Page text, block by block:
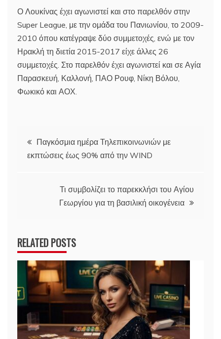
Ο Λουκίνας έχει αγωνιστεί και στο παρελθόν στην
Super League, με την ομάδα του Πανιωνίου, το 2009-
2010 όπου κατέγραψε δύο συμμετοχές, ενώ με τον
Ηρακλή τη διετία 2015-2017 είχε άλλες 26
συμμετοχές. Στο παρελθόν έχει αγωνιστεί και σε Αγία
Παρασκευή, Καλλονή, ΠΑΟ Ρουφ, Νίκη Βόλου,
Φωκικό και ΑΟΧ.
Πλοήγηση
άρθρων
Παγκόσμια ημέρα Τηλεπικοινωνιών με
εκπτώσεις έως 90% από την WIND
Τι συμβολίζει το παρεκκλήσι του Αγίου
Γεωργίου για τη βασιλική οικογένεια
RELATED POSTS